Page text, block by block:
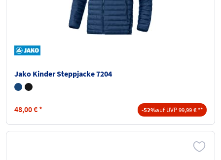
Jako Kinder Steppjacke 7204
48,00€ * -52%auf UVP 99,99 € **